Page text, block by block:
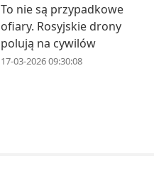
To nie są przypadkowe
ofiary. Rosyjskie drony
polują na cywilów
17-03-2026 09:30:08